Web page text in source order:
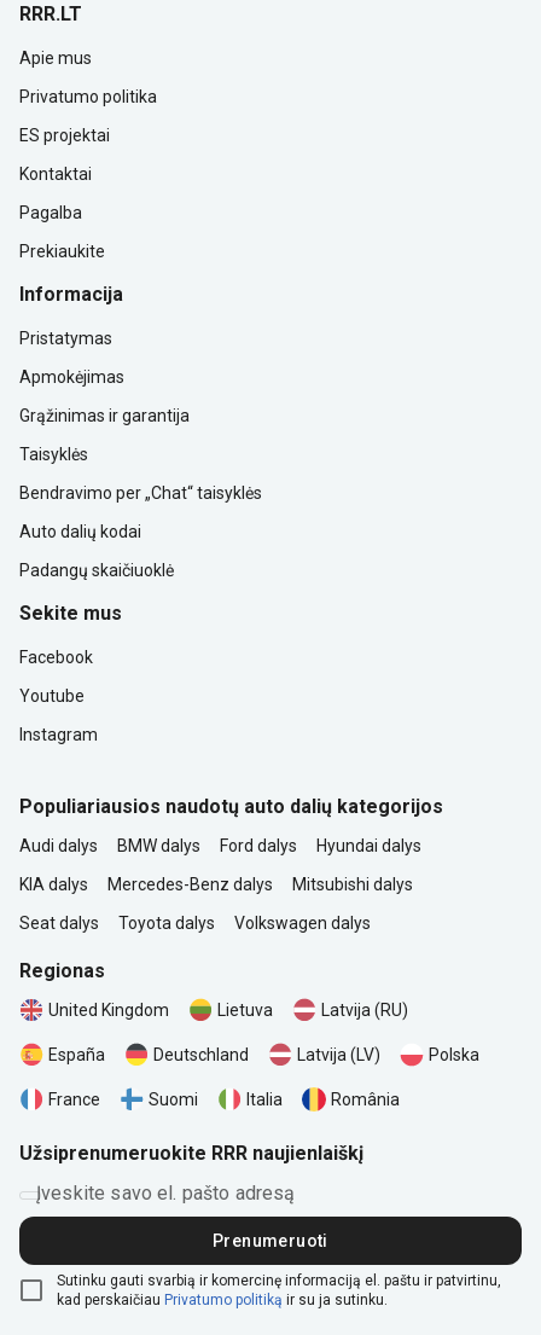
RRR.LT
Apie mus
Privatumo politika
ES projektai
Kontaktai
Pagalba
Prekiaukite
Informacija
Pristatymas
Apmokėjimas
Grąžinimas ir garantija
Taisyklės
Bendravimo per „Chat“ taisyklės
Auto dalių kodai
Padangų skaičiuoklė
Sekite mus
Facebook
Youtube
Instagram
Populiariausios naudotų auto dalių kategorijos
Audi dalys BMW dalys Ford dalys
Hyundai dalys
KIA dalys
Mercedes-Benz dalys
Mitsubishi dalys
Seat dalys
Toyota dalys Volkswagen dalys
Regionas
United Kingdom Lietuva Latvija (RU)
España Deutschland Latvija (LV) Polska
France Suomi Italia România
Užsiprenumeruokite RRR naujienlaiškį
Įveskite savo el. pašto adresą
Prenumeruoti
Sutinku gauti svarbią ir komercinę informaciją el. paštu ir patvirtinu,
kad perskaičiau Privatumo politiką ir su ja sutinku.